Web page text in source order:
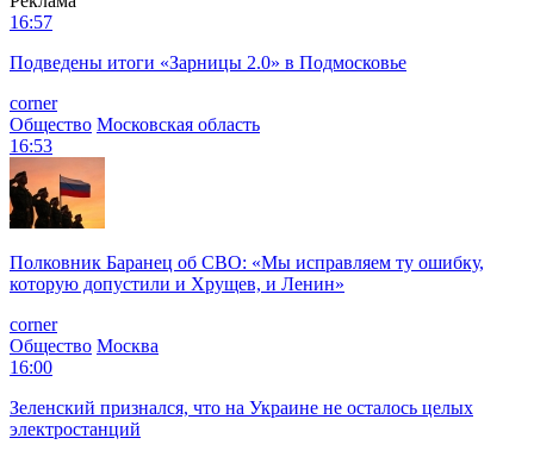
16:57
Подведены итоги «Зарницы 2.0» в Подмосковье
corner
Общество Московская область
16:53
Полковник Баранец об СВО: «Мы исправляем ту ошибку,
которую допустили и Хрущев, и Ленин»
corner
Общество Москва
16:00
Зеленский признался, что на Украине не осталось целых
электростанций